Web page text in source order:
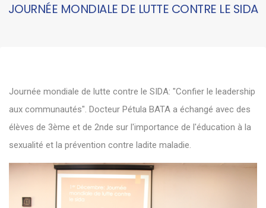
JOURNÉE MONDIALE DE LUTTE CONTRE LE SIDA
Journée mondiale de lutte contre le SIDA: "Confier le leadership
aux communautés". Docteur Pétula BATA a échangé avec des
élèves de 3ème et de 2nde sur l'importance de l'éducation à la
sexualité et la prévention contre ladite maladie.